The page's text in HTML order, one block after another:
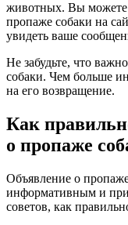
животных. Вы можете
пропаже собаки на
увидеть ваше
Не забудьте, что
собаки. Чем больше
на его возвращение.
Как
о пропаже
Объявление о
информативным и
советов, как